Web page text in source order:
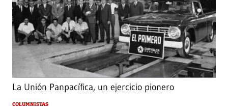
La Unión Panpacífica, un ejercicio pionero
COLUMNISTAS